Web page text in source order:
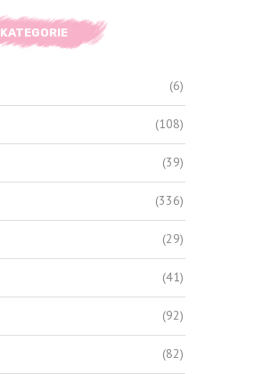
KATEGORIE
(6)
(108)
(39)
(336)
(29)
(41)
(92)
(82)